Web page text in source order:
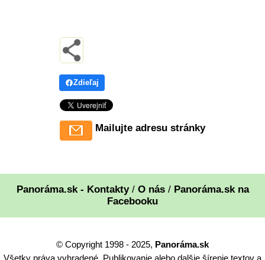
Zdieľaj
Mailujte adresu stránky
Panoráma.sk - Kontakty/ O nás/ Panoráma.sk na
Facebooku
© Copyright 1998 - 2025, Panoráma.sk
Všetky práva vyhradené. Publikovanie alebo dalšie šírenie textov a